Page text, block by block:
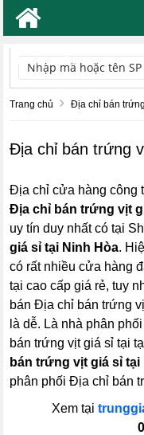
TÌM KIẾM
Trang chủ Địa chỉ bán
Địa chỉ bán trứng
Địa chỉ cửa hàng công
Địa chỉ bán trứng vịt
uy tín duy nhất có tại
giá sỉ tại Ninh Hòa.
có rất nhiều cửa hàng
tại cao cấp giá rẻ, tuy
bán Địa chỉ bán trứng
là dễ. Là nhà phân
bán trứng vịt giá sỉ tại
bán trứng vịt giá sỉ tại
phân phối Địa chỉ bán
Xem tại